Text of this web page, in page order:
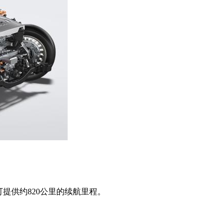
供约820公里的续航里程。